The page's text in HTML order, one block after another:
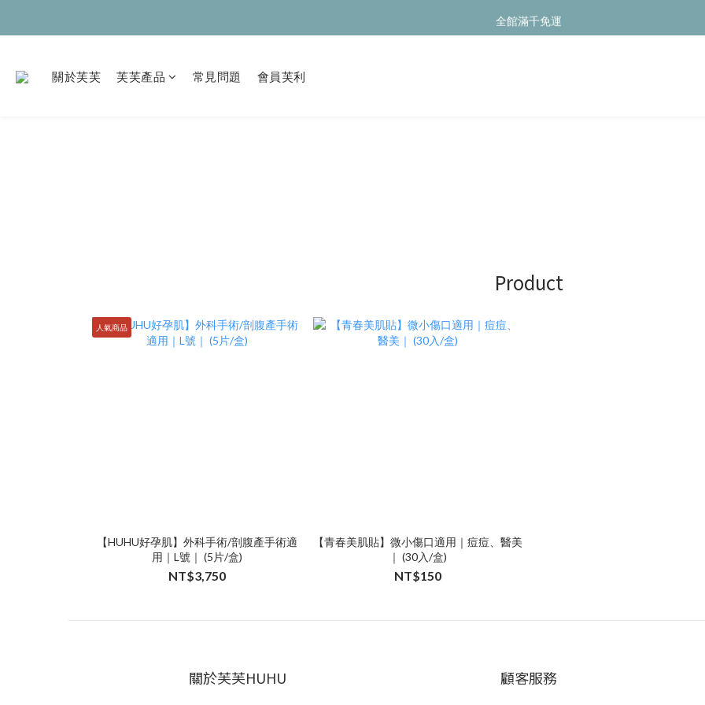
Welcome to HUHU
全館滿千免運
關於芙芙 芙芙產品 常見問題 會員芙利
Product
人氣商品
【HUHU好孕肌】外科手術/剖腹產手術適
用｜L號｜ (5片/盒)
NT$3,750
【青春美肌貼】微小傷口適用｜痘痘、醫美
｜ (30入/盒)
NT$150
關於芙芙HUHU 顧客服務